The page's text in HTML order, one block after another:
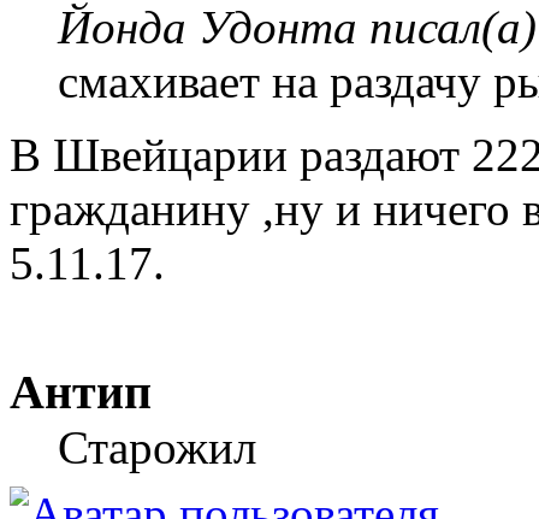
Йонда Удонта
смахивает на раздачу
В Швейцарии раздают
гражданину ,ну и ничего
5.11.17.
Антип
Старожил